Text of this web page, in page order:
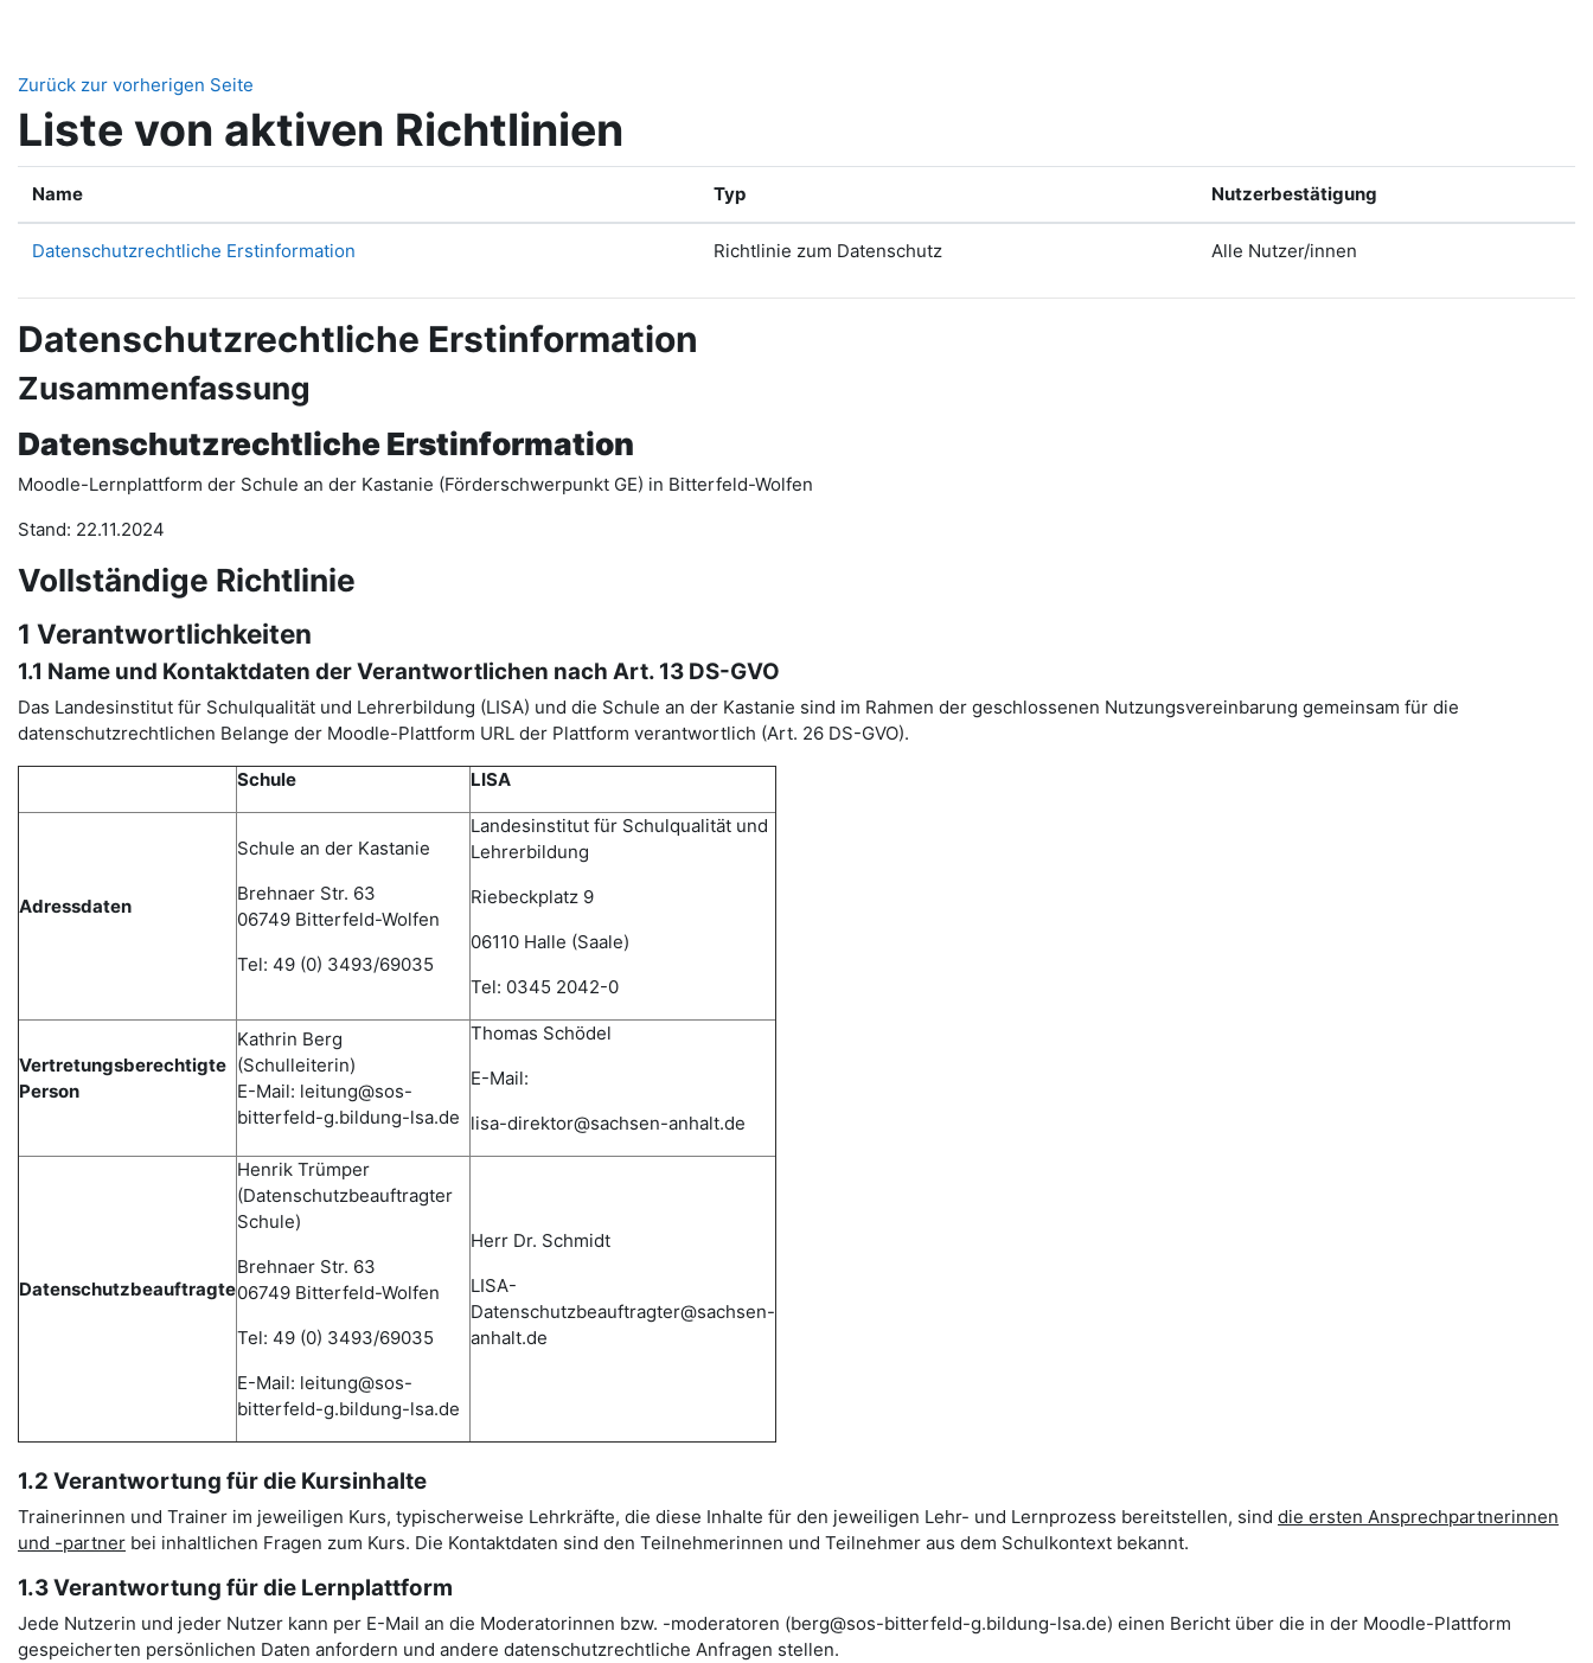
Zurück zur vorherigen Seite
Liste von aktiven Richtlinien
Name Typ Nutzerbestätigung
Datenschutzrechtliche Erstinformation Richtlinie zum Datenschutz Alle Nutzer/innen
Datenschutzrechtliche Erstinformation
Zusammenfassung
Datenschutzrechtliche Erstinformation
Moodle-Lernplattform der Schule an der Kastanie (Förderschwerpunkt GE) in Bitterfeld-Wolfen
Stand: 22.11.2024
Vollständige Richtlinie
1 Verantwortlichkeiten
1.1 Name und Kontaktdaten der Verantwortlichen nach Art. 13 DS-GVO
Das Landesinstitut für Schulqualität und Lehrerbildung (LISA) und die Schule an der Kastanie sind im Rahmen der geschlossenen Nutzungsvereinbarung gemeinsam für die
datenschutzrechtlichen Belange der Moodle-Plattform URL der Plattform verantwortlich (Art. 26 DS-GVO).
Schule LISA
Adressdaten
Schule an der Kastanie
Brehnaer Str. 63
06749 Bitterfeld-Wolfen
Tel: 49 (0) 3493/69035
Landesinstitut für Schulqualität und
Lehrerbildung
Riebeckplatz 9
06110 Halle (Saale)
Tel: 0345 2042-0
Vertretungsberechtigte
Person
Kathrin Berg
(Schulleiterin)
E-Mail: leitung@sos-
bitterfeld-g.bildung-lsa.de
Thomas Schödel
E-Mail:
lisa-direktor@sachsen-anhalt.de
Datenschutzbeauftragte
Henrik Trümper
(Datenschutzbeauftragter
Schule)
Brehnaer Str. 63
06749 Bitterfeld-Wolfen
Tel: 49 (0) 3493/69035
E-Mail: leitung@sos-
bitterfeld-g.bildung-lsa.de
Herr Dr. Schmidt
LISA-
Datenschutzbeauftragter@sachsen-
anhalt.de
1.2 Verantwortung für die Kursinhalte
Trainerinnen und Trainer im jeweiligen Kurs, typischerweise Lehrkräfte, die diese Inhalte für den jeweiligen Lehr- und Lernprozess bereitstellen, sind die ersten Ansprechpartnerinnen
und -partner bei inhaltlichen Fragen zum Kurs. Die Kontaktdaten sind den Teilnehmerinnen und Teilnehmer aus dem Schulkontext bekannt.
1.3 Verantwortung für die Lernplattform
Jede Nutzerin und jeder Nutzer kann per E-Mail an die Moderatorinnen bzw. -moderatoren (berg@sos-bitterfeld-g.bildung-lsa.de) einen Bericht über die in der Moodle-Plattform
gespeicherten persönlichen Daten anfordern und andere datenschutzrechtliche Anfragen stellen.